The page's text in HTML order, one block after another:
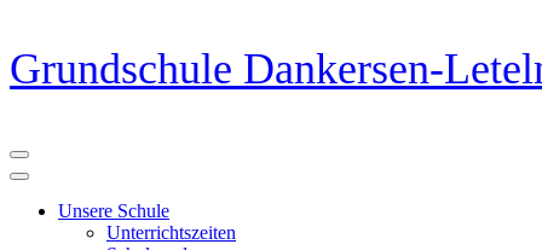
Zum
Inhalt
springen
Grundschule Dankersen-
Unsere Schule
Unterrichtszeiten